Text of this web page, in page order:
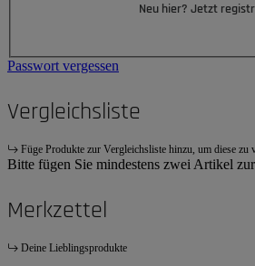
Neu hier? Jetzt
Passwort vergessen
Vergleichsliste
Füge Produkte zur Vergleichsliste hinzu, um diese zu
Bitte fügen Sie mindestens zwei Artikel
Merkzettel
Deine Lieblingsprodukte